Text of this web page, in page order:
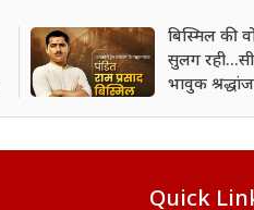
बिस्मिल की
सुलग
भावुक
Quick